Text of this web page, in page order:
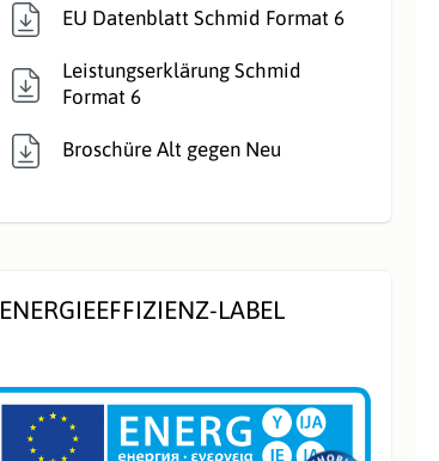
EU Datenblatt Schmid Format 6
Leistungserklärung Schmid
Format 6
Broschüre Alt gegen Neu
ENERGIEEFFIZIENZ-LABEL